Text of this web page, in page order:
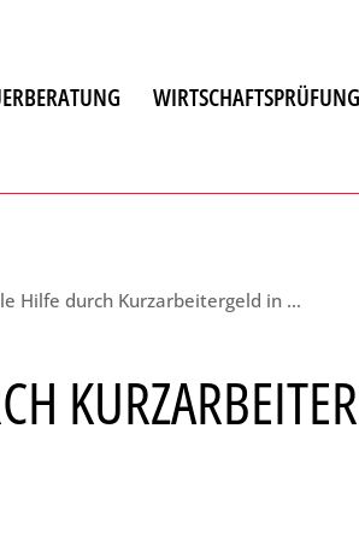
Schnelle Hilfe durch Kurzarbeitergeld in der COVID19-Wirtschaftskrise